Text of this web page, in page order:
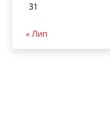
31
« Лип